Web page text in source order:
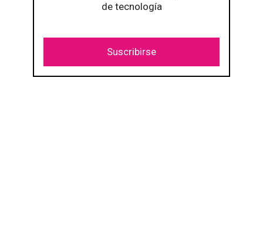
de tecnología
Suscribirse